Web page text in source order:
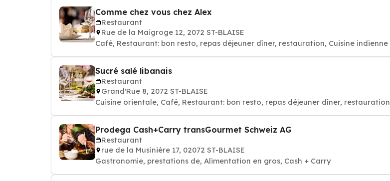
Comme chez vous chez Alex
Restaurant
Rue de la Maigroge 12, 2072 ST-BLAISE
Café, Restaurant: bon resto, repas déjeuner dîner, restauration, Cuisine indienne
Sucré salé libanais
Restaurant
Grand'Rue 8, 2072 ST-BLAISE
Cuisine orientale, Café, Restaurant: bon resto, repas déjeuner dîner, restauration
Prodega Cash+Carry transGourmet Schweiz AG
Restaurant
rue de la Musinière 17, 02072 ST-BLAISE
Gastronomie, prestations de, Alimentation en gros, Cash + Carry